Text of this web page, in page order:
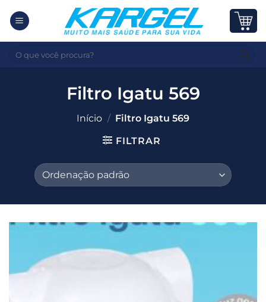
Filtro Igatu 569
Início / Filtro Igatu 569
FILTRAR